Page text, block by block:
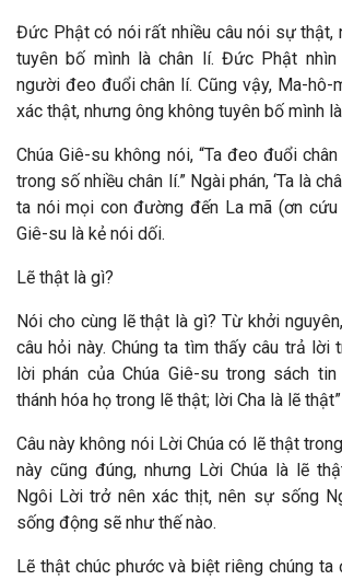
Đức Phật có nói rất nhiều câu nói sự thật,
tuyên bố mình là chân lí. Đức Phật
người đeo đuổi chân lí. Cũng vậy, Ma-hô-
xác thật, nhưng ông không tuyên bố mình
Chúa Giê-su không nói, “Ta đeo đuổi
trong số nhiều chân lí.” Ngài phán, ‘Ta là
ta nói mọi con đường đến La mã (ơn cứu
Giê-su là kẻ nói dối.
Lẽ thật là gì?
Nói cho cùng lẽ thật là gì? Từ khởi
câu hỏi này. Chúng ta tìm thấy câu trả lời
lời phán của Chúa Giê-su trong sách tin
thánh hóa họ trong lẽ thật; lời Cha là lẽ
Câu này không nói Lời Chúa có lẽ thật
này cũng đúng, nhưng Lời Chúa là lẽ
Ngôi Lời trở nên xác thịt, nên sự sống
sống động sẽ như thế nào.
Lẽ thật chúc phước và biệt riêng chúng ta